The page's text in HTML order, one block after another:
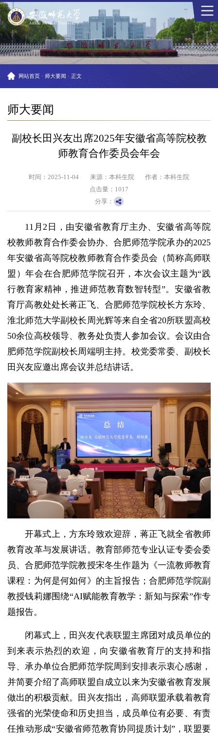
网站首页 · 师大要闻 · 正文
师大要闻
副校长田兴友出席2025年安徽省高等院校教
师教育合作委员会年会
时间：2025-11-04 来源：本科生院
作者：本科生院
点击量： 1017
分享：
11月2日，由安徽省教育厅主办、安徽省高等院
校教师教育合作委会协办、合肥师范学院承办的2025
年安徽省高等院校教师教育合作委员会（简称高师联
盟）年会在合肥师范学院召开，本次会议主题为“践
行教育家精神，推进师范教育数智转型”。安徽省教
育厅高教处处长蒋正飞、合肥师范学院校长方东玲、
淮北师范大学副校长周光辉等来自全省20所联盟高校
50余位高校领导、教务处负责人参加会议。会议由合
肥师范学院副校长周端明主持。校党委常委、副校长
田兴友应邀出席会议并总结讲话。
开幕式上，方东玲致欢迎辞，蒋正飞就全省教师
教育改革与发展讲话。教育部师范专业认证专委会委
员、合肥师范学院教授宋冬生作题为《一流教师教育
课程：为何是何如何》的主旨报告；合肥师范学院副
教授钱莉娜围绕“AI赋能教育教学：新知与探索”作专
题报告。
闭幕式上，田兴友代表联盟主席团对成员单位的
到来表示热烈的欢迎，向安徽省教育厅的支持和指
导、承办单位合肥师范学院周到安排表示衷心感谢，
并简要介绍了高师联盟自成立以来为安徽省教育发展
做出的积极贡献。田兴友指出，高师联盟承载着教育
强省的光荣使命和历史担当，成员单位有必要、有责
任推动形成“安徽省师范教育协同提质计划”，联盟要